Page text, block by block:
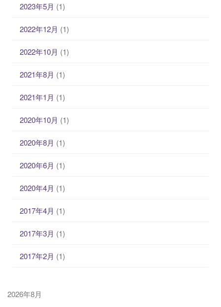
2023年5月 (1)
2022年12月 (1)
2022年10月 (1)
2021年8月 (1)
2021年1月 (1)
2020年10月 (1)
2020年8月 (1)
2020年6月 (1)
2020年4月 (1)
2017年4月 (1)
2017年3月 (1)
2017年2月 (1)
2026年8月